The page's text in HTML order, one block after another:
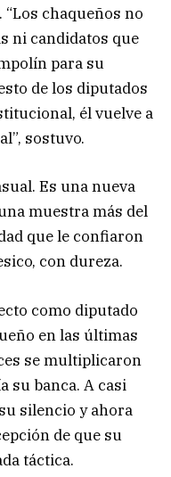
chaqueños no
ni candidatos que
para su
de los diputados
él vuelve a
sostuvo.
Es una nueva
muestra más del
que le confiaron
con dureza.
como diputado
en las últimas
se multiplicaron
su banca. A casi
silencio y ahora
de que su
táctica.